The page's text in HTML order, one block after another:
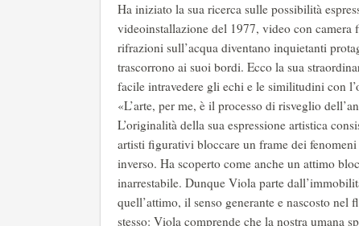
Ha iniziato la sua ricerca sulle possibilità
videoinstallazione del 1977, video con camera
rifrazioni sull’acqua diventano inquietanti
trascorrono ai suoi bordi. Ecco la sua
facile intravedere gli echi e le similitudini con
«L’arte, per me, è il processo di risveglio
L’originalità della sua espressione artistica
artisti figurativi bloccare un frame dei
inverso. Ha scoperto come anche un attimo
inarrestabile. Dunque Viola parte
quell’attimo, il senso generante e nascosto
stesso: Viola comprende che la nostra umana